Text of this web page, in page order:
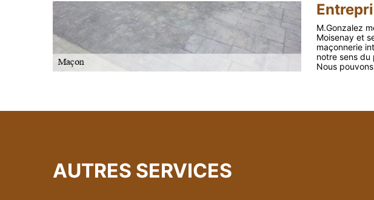
M.Gonzalez
Moisenay et
maçonnerie
notre sens du
Nous
AUTRES SERVICES